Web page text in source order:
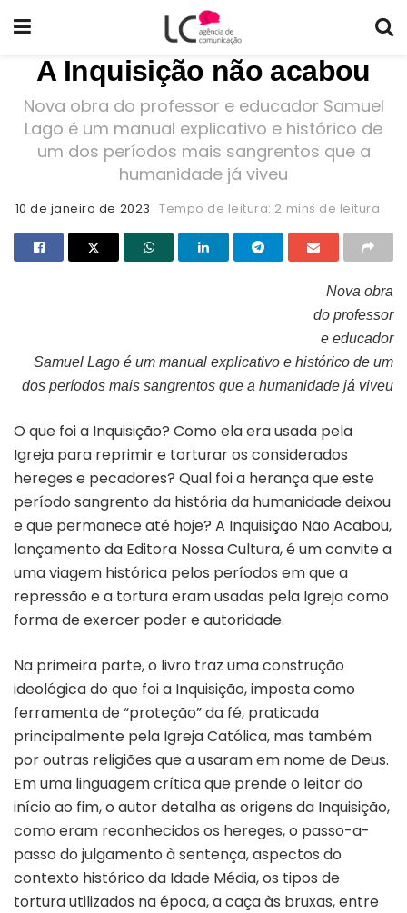
A Inquisição não acabou
Nova obra do professor e educador Samuel
Lago é um manual explicativo e histórico de
um dos períodos mais sangrentos que a
humanidade já viveu
10 de janeiro de 2023 Tempo de leitura: 2 mins de leitura
Nova obra
do professor
e educador
Samuel Lago é um manual explicativo e histórico de um
dos períodos mais sangrentos que a humanidade já viveu
O que foi a Inquisição? Como ela era usada pela
Igreja para reprimir e torturar os considerados
hereges e pecadores? Qual foi a herança que este
período sangrento da história da humanidade deixou
e que permanece até hoje? A Inquisição Não Acabou,
lançamento da Editora Nossa Cultura, é um convite a
uma viagem histórica pelos períodos em que a
repressão e a tortura eram usadas pela Igreja como
forma de exercer poder e autoridade.
Na primeira parte, o livro traz uma construção
ideológica do que foi a Inquisição, imposta como
ferramenta de “proteção” da fé, praticada
principalmente pela Igreja Católica, mas também
por outras religiões que a usaram em nome de Deus.
Em uma linguagem crítica que prende o leitor do
início ao fim, o autor detalha as origens da Inquisição,
como eram reconhecidos os hereges, o passo-a-
passo do julgamento à sentença, aspectos do
contexto histórico da Idade Média, os tipos de
tortura utilizados na época, a caça às bruxas, entre